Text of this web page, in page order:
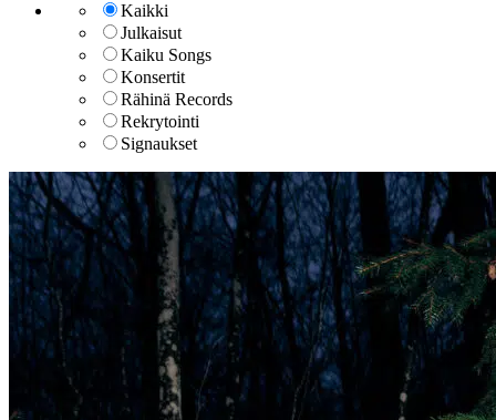
Kaikki
Julkaisut
Kaiku Songs
Konsertit
Rähinä Records
Rekrytointi
Signaukset